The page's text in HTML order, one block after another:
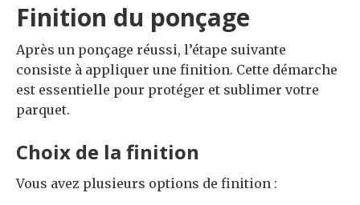
Finition du ponçage
Après un ponçage réussi, l’étape suivante
consiste à appliquer une finition. Cette démarche
est essentielle pour protéger et sublimer votre
parquet.
Choix de la finition
Vous avez plusieurs options de finition :